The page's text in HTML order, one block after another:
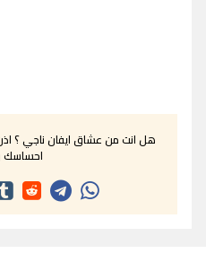
هل انت من عشاق ايفان ناجي ؟